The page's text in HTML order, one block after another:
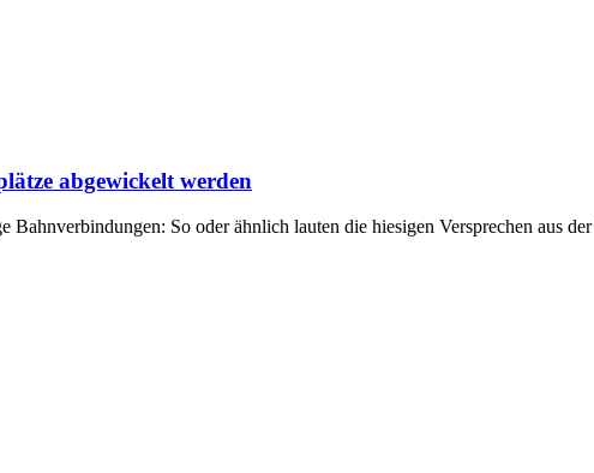
abgewickelt werden
Bahnverbindungen: So oder ähnlich lauten die hiesigen Versprechen aus